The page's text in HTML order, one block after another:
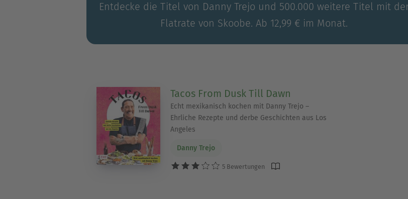
Entdecke die Titel von Danny Trejo und 500.000 weitere Titel mit
Flatrate von Skoobe. Ab 12,99 € im Monat.
Tacos From Dusk Till Dawn
Echt mexikanisch kochen mit Danny Trejo –
Ehrliche Rezepte und derbe Geschichten aus Los
Angeles
Danny Trejo
5 Bewertungen